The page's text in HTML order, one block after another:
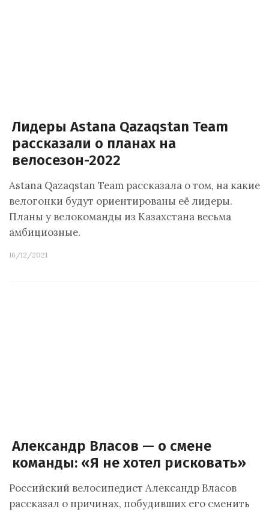
Лидеры Astana Qazaqstan Team
рассказали о планах на
велосезон-2022
Astana Qazaqstan Team рассказала о том, на какие
велогонки будут ориентированы её лидеры.
Планы у велокоманды из Казахстана весьма
амбициозные.
16/12/2021
Александр Власов — о смене
команды: «Я не хотел рисковать»
Российский велосипедист Александр Власов
рассказал о причинах, побудивших его сменить